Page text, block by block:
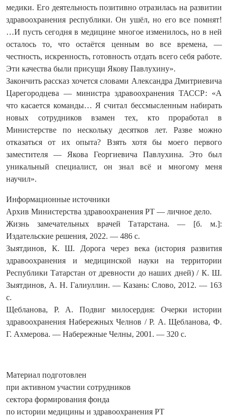
медики. Его деятельность позитивно отрази­лась на развитии
здравоохранения республики. Он ушёл, но его все помнят!
…И пусть сегодня в медицине многое изменилось, но в ней
осталось то, что остаётся ценным во все времена, —
честность, искренность, готовность отдать всего себя работе.
Эти качества были присущи Якову Павлухину».
Закончить рассказ хочется словами Александра Дмитриевича
Царегородцева — министра здравоохранения ТАССР: «А
что касается команды… Я считал бессмысленным набирать
новых сотрудников взамен тех, кто проработал в
Министерстве по нескольку десятков лет. Разве можно
отказаться от их опыта? Взять хотя бы моего первого
заместителя — Якова Георгиевича Павлухина. Это был
уникальный специалист, он знал всё и многому меня
научил».
Информационные источники
Архив Министерства здравоохранения РТ — личное дело.
Жизнь замечательных врачей Татарстана. — [б. м.]:
Издательские решения, 2022. — 486 с.
Зыятдинов, К. Ш. Дорога через века (история развития
здравоохранения и медицинской науки на территории
Республики Татарстан от древности до наших дней) / К. Ш.
Зыятдинов, А. Н. Галиуллин. — Казань: Слово, 2012. — 163
с.
Щебланова, Р. А. Подвиг милосердия: Очерки истории
здравоохранения Набережных Челнов / Р. А. Щебланова, Ф.
Г. Ахмерова. — Набережные Челны, 2001. — 320 с.
Материал подготовлен
при активном участии сотрудников
сектора формирования фонда
по истории медицины и здравоохранения РТ